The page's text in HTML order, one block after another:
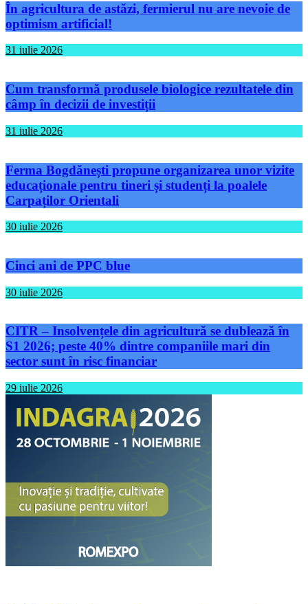
În agricultura de astăzi, fermierul nu are nevoie de
optimism artificial!
31 iulie 2026
Cum transformă produsele biologice rezultatele din
câmp în decizii de investiții
31 iulie 2026
Ferma Bogdănești propune organizarea unor vizite
educaționale pentru tineri și studenți la poalele
Carpaților Orientali
30 iulie 2026
Cinci ani de PPC blue
30 iulie 2026
CITR – Insolvențele din agricultură se dublează în
S1 2026; peste 40% dintre companiile mari din
sector sunt în risc financiar
29 iulie 2026